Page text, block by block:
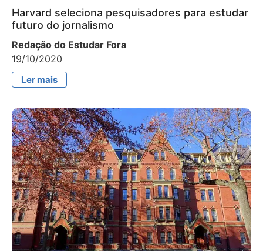
Harvard seleciona pesquisadores para estudar
futuro do jornalismo
Redação do Estudar Fora
19/10/2020
Ler mais